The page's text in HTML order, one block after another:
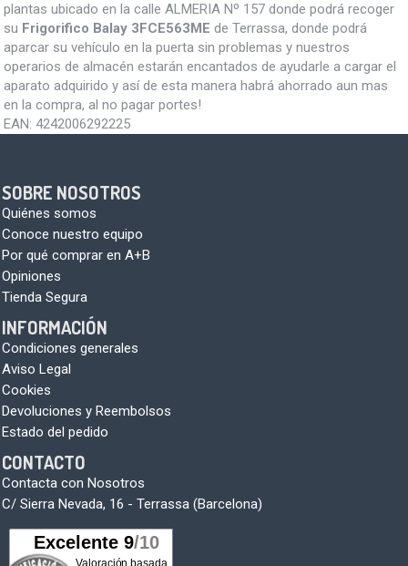
plantas ubicado en la calle ALMERIA Nº 157 donde podrá recoger
su Frigorifico Balay 3FCE563ME de Terrassa, donde podrá
aparcar su vehículo en la puerta sin problemas y nuestros
operarios de almacén estarán encantados de ayudarle a cargar el
aparato adquirido y así de esta manera habrá ahorrado aun mas
en la compra, al no pagar portes!
EAN: 4242006292225
SOBRE NOSOTROS
Quiénes somos
Conoce nuestro equipo
Por qué comprar en A+B
Opiniones
Tienda Segura
INFORMACIÓN
Condiciones generales
Aviso Legal
Cookies
Devoluciones y Reembolsos
Estado del pedido
CONTACTO
Contacta con Nosotros
C/ Sierra Nevada, 16 - Terrassa (Barcelona)